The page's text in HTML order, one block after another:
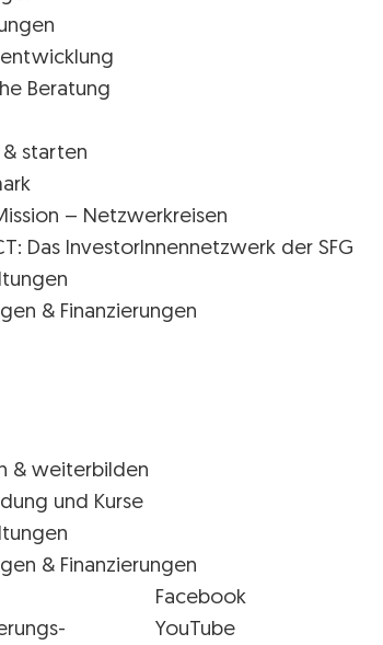
Beratung
starten
– Netzwerkreisen
Das InvestorInnennetzwerk der SFG
& Finanzierungen
& weiterbilden
und Kurse
& Finanzierungen
Facebook
YouTube